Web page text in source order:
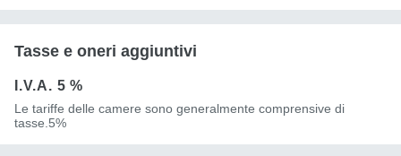
Tasse e oneri aggiuntivi
I.V.A. 5 %
Le tariffe delle camere sono generalmente comprensive di
tasse.5%